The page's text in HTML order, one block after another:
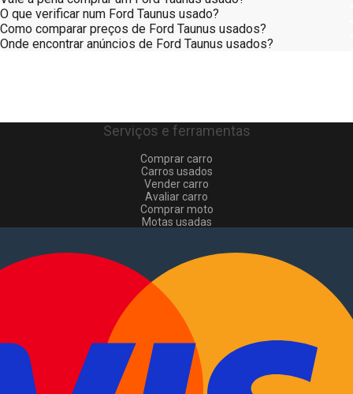
O que verificar num Ford Taunus usado?
Como comparar preços de Ford Taunus usados?
Onde encontrar anúncios de Ford Taunus usados?
Serviços e ferramentas
Comprar carro
Carros usados
Vender carro
Avaliar carro
Comprar moto
Motas usadas
Comerciais usados
Vender comerciais
Informações
Como comprar e vender
Pacotes de anúncios
Verificar VIN e matrícula
Sitemap
Sobre Nós